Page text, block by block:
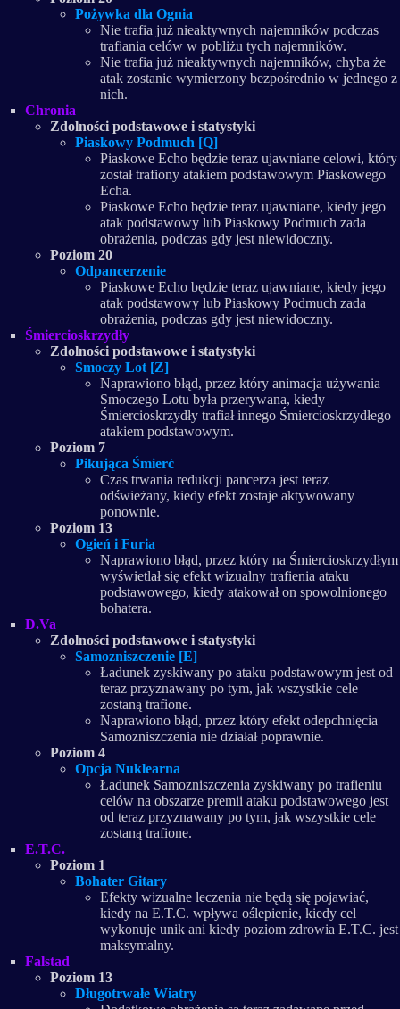
Pożywka dla Ognia
Nie trafia już nieaktywnych najemników podczas
trafiania celów w pobliżu tych najemników.
Nie trafia już nieaktywnych najemników, chyba że
atak zostanie wymierzony bezpośrednio w jednego z
nich.
Chronia
Zdolności podstawowe i statystyki
Piaskowy Podmuch [Q]
Piaskowe Echo będzie teraz ujawniane celowi, który
został trafiony atakiem podstawowym Piaskowego
Echa.
Piaskowe Echo będzie teraz ujawniane, kiedy jego
atak podstawowy lub Piaskowy Podmuch zada
obrażenia, podczas gdy jest niewidoczny.
Poziom 20
Odpancerzenie
Piaskowe Echo będzie teraz ujawniane, kiedy jego
atak podstawowy lub Piaskowy Podmuch zada
obrażenia, podczas gdy jest niewidoczny.
Śmiercioskrzydły
Zdolności podstawowe i statystyki
Smoczy Lot [Z]
Naprawiono błąd, przez który animacja używania
Smoczego Lotu była przerywana, kiedy
Śmiercioskrzydły trafiał innego Śmiercioskrzydłego
atakiem podstawowym.
Poziom 7
Pikująca Śmierć
Czas trwania redukcji pancerza jest teraz
odświeżany, kiedy efekt zostaje aktywowany
ponownie.
Poziom 13
Ogień i Furia
Naprawiono błąd, przez który na Śmiercioskrzydłym
wyświetlał się efekt wizualny trafienia ataku
podstawowego, kiedy atakował on spowolnionego
bohatera.
D.Va
Zdolności podstawowe i statystyki
Samozniszczenie [E]
Ładunek zyskiwany po ataku podstawowym jest od
teraz przyznawany po tym, jak wszystkie cele
zostaną trafione.
Naprawiono błąd, przez który efekt odepchnięcia
Samozniszczenia nie działał poprawnie.
Poziom 4
Opcja Nuklearna
Ładunek Samozniszczenia zyskiwany po trafieniu
celów na obszarze premii ataku podstawowego jest
od teraz przyznawany po tym, jak wszystkie cele
zostaną trafione.
E.T.C.
Poziom 1
Bohater Gitary
Efekty wizualne leczenia nie będą się pojawiać,
kiedy na E.T.C. wpływa oślepienie, kiedy cel
wykonuje unik ani kiedy poziom zdrowia E.T.C. jest
maksymalny.
Falstad
Poziom 13
Długotrwałe Wiatry